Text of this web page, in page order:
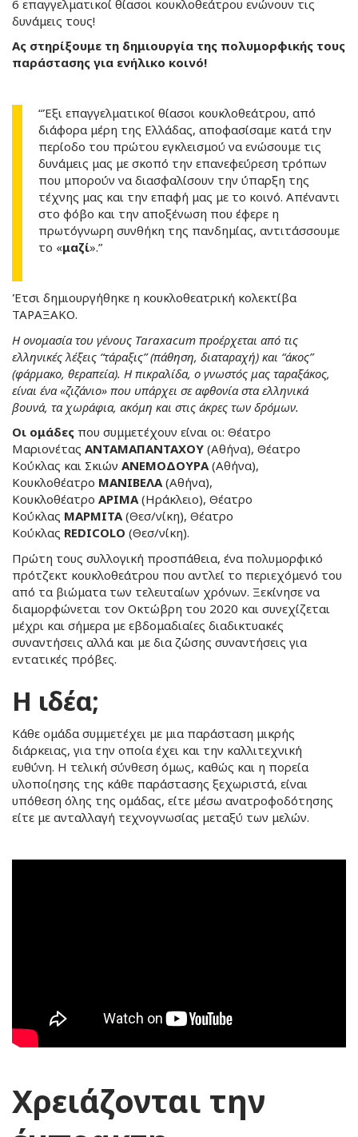
6 επαγγελματικοί θίασοι κουκλοθεάτρου ενώνουν τις
δυνάμεις τους!
Ας στηρίξουμε τη δημιουργία της πολυμορφικής τους
παράστασης για ενήλικο κοινό!
“Έξι επαγγελματικοί θίασοι κουκλοθεάτρου, από
διάφορα μέρη της Ελλάδας, αποφασίσαμε κατά την
περίοδο του πρώτου εγκλεισμού να ενώσουμε τις
δυνάμεις μας με σκοπό την επανεφεύρεση τρόπων
που μπορούν να διασφαλίσουν την ύπαρξη της
τέχνης μας και την επαφή μας με το κοινό. Απέναντι
στο φόβο και την αποξένωση που έφερε η
πρωτόγνωρη συνθήκη της πανδημίας, αντιτάσσουμε
το «μαζί».”
Έτσι δημιουργήθηκε η κουκλοθεατρική κολεκτίβα
ΤΑΡΑΞΑΚΟ.
Η ονομασία του γένους Taraxacum προέρχεται από τις
ελληνικές λέξεις “τάραξις” (πάθηση, διαταραχή) και “άκος”
(φάρμακο, θεραπεία). Η πικραλίδα, ο γνωστός μας ταραξάκος,
είναι ένα «ζιζάνιο» που υπάρχει σε αφθονία στα ελληνικά
βουνά, τα χωράφια, ακόμη και στις άκρες των δρόμων.
Οι ομάδες που συμμετέχουν είναι οι: Θέατρο
Μαριονέτας ΑΝΤΑΜΑΠΑΝΤΑΧΟΥ (Αθήνα), Θέατρο
Κούκλας και Σκιών ΑΝΕΜΟΔΟΥΡΑ(Αθήνα),
Κουκλοθέατρο ΜΑΝΙΒΕΛΑ(Αθήνα),
Κουκλοθέατρο ΑΡΙΜΑ(Ηράκλειο), Θέατρο
Κούκλας ΜΑΡΜΙΤΑ(Θεσ/νίκη), Θέατρο
Κούκλας REDICOLO (Θεσ/νίκη).
Πρώτη τους συλλογική προσπάθεια, ένα πολυμορφικό
πρότζεκτ κουκλοθεάτρου που αντλεί το περιεχόμενό του
από τα βιώματα των τελευταίων χρόνων. Ξεκίνησε να
διαμορφώνεται τον Οκτώβρη του 2020 και συνεχίζεται
μέχρι και σήμερα με εβδομαδιαίες διαδικτυακές
συναντήσεις αλλά και με δια ζώσης συναντήσεις για
εντατικές πρόβες.
Η ιδέα;
Κάθε ομάδα συμμετέχει με μια παράσταση μικρής
διάρκειας, για την οποία έχει και την καλλιτεχνική
ευθύνη. Η τελική σύνθεση όμως, καθώς και η πορεία
υλοποίησης της κάθε παράστασης ξεχωριστά, είναι
υπόθεση όλης της ομάδας, είτε μέσω ανατροφοδότησης
είτε με ανταλλαγή τεχνογνωσίας μεταξύ των μελών.
Χρειάζονται την